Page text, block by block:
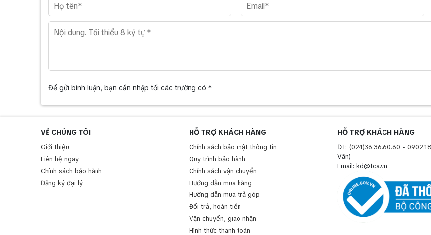
Để gửi bình luận, bạn cần nhập tối các trường có *
VỀ CHÚNG TÔI
Giới thiệu
Liên hệ ngay
Chính sách bảo hành
Đăng ký đại lý
HỖ TRỢ KHÁCH HÀNG
Chính sách bảo mật thông tin
Quy trình bảo hành
Chính sách vận chuyển
Hướng dẫn mua hàng
Hướng dẫn mua trả góp
Đổi trả, hoàn tiền
Vận chuyển, giao nhận
Hình thức thanh toán
HỖ TRỢ KHÁCH HÀNG
ĐT: (024)36.36.60.60 -
Văn)
Email: kd@tca.vn